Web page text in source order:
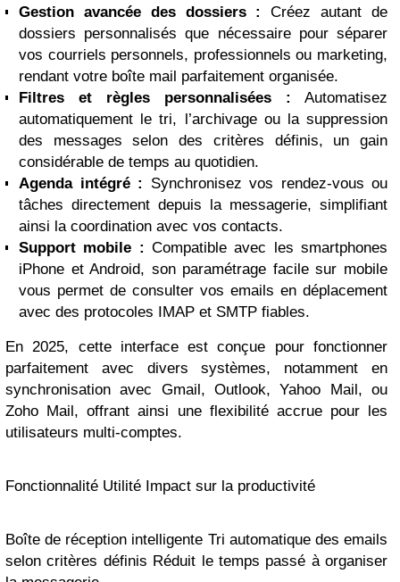
Gestion avancée des dossiers :
Créez autant de
dossiers personnalisés que nécessaire pour séparer
vos courriels personnels, professionnels ou marketing,
rendant votre boîte mail parfaitement organisée.
Filtres et règles personnalisées :
Automatisez
automatiquement le tri, l’archivage ou la suppression
des messages selon des critères définis, un gain
considérable de temps au quotidien.
Agenda intégré :
Synchronisez vos rendez-vous ou
tâches directement depuis la messagerie, simplifiant
ainsi la coordination avec vos contacts.
Support mobile : Compatible avec les smartphones
iPhone et Android, son paramétrage facile sur mobile
vous permet de consulter vos emails en déplacement
avec des protocoles IMAP et SMTP fiables.
En 2025, cette interface est conçue pour fonctionner
parfaitement avec divers systèmes, notamment en
synchronisation avec Gmail, Outlook, Yahoo Mail, ou
Zoho Mail, offrant ainsi une flexibilité accrue pour les
utilisateurs multi-comptes.
Fonctionnalité Utilité Impact sur la productivité
Boîte de réception intelligente Tri automatique des emails
selon critères définis Réduit le temps passé à organiser